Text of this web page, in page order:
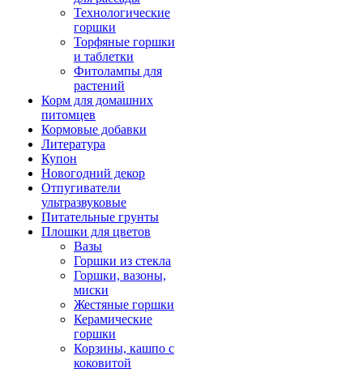
Технологические
горшки
Торфяные горшки
и таблетки
Фитолампы для
растений
Корм для домашних
питомцев
Кормовые добавки
Литература
Купон
Новогодний декор
Отпугиватели
ультразвуковые
Питательные грунты
Плошки для цветов
Вазы
Горшки из стекла
Горшки, вазоны,
миски
Жестяные горшки
Керамические
горшки
Корзины, кашпо с
коковитой